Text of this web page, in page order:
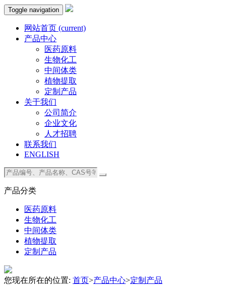
Toggle navigation
网站首页 (current)
产品中心
医药原料
生物化工
中间体类
植物提取
定制产品
关于我们
公司简介
企业文化
人才招聘
联系我们
ENGLISH
产品分类
医药原料
生物化工
中间体类
植物提取
定制产品
您现在所在的位置: 首页>产品中心>定制产品